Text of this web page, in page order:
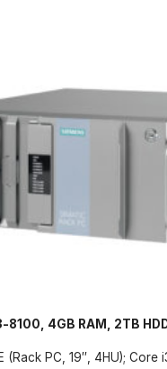
8100, 4GB RAM, 2TB
(Rack PC, 19″, 4HU);